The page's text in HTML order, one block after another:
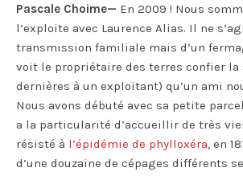
Pascale Choime— En 2009 ! Nous
l’exploite avec Laurence Alias. Il ne
transmission familiale mais d’un
voit le propriétaire des terres confier la
dernières à un exploitant) qu’un ami
Nous avons débuté avec sa petite
a la particularité d’accueillir de très
résisté à l’épidémie de phylloxéra, en
d’une douzaine de cépages différents